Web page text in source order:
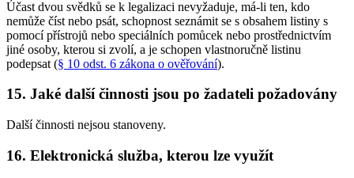
Účast dvou svědků se k legalizaci nevyžaduje, má-li ten, kdo
nemůže číst nebo psát, schopnost seznámit se s obsahem listiny s
pomocí přístrojů nebo speciálních pomůcek nebo prostřednictvím
jiné osoby, kterou si zvolí, a je schopen vlastnoručně listinu
podepsat (§ 10 odst. 6 zákona o ověřování).
15. Jaké další činnosti jsou po žadateli požadovány
Další činnosti nejsou stanoveny.
16. Elektronická služba, kterou lze využít